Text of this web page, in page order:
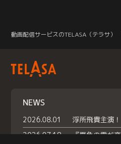
動画配信サービスのTELASA（テラサ）
NEWS
2026.08.01
2026.07.18